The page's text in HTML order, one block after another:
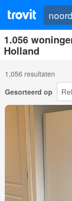
1.056
Holland
1,056 resultaten
Gesorteerd op